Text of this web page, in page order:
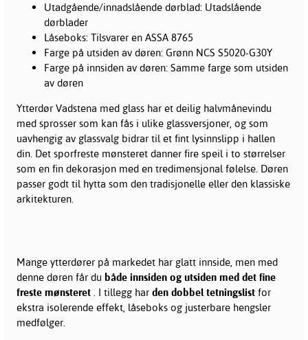
Utadgående/innadslående dørblad: Utadslående
dørblader
Låseboks: Tilsvarer en ASSA 8765
Farge på utsiden av døren: Grønn NCS S5020-G30Y
Farge på innsiden av døren: Samme farge som utsiden
av døren
Ytterdør Vadstena med glass har et deilig halvmånevindu
med sprosser som kan fås i ulike glassversjoner, og som
uavhengig av glassvalg bidrar til et fint lysinnslipp i hallen
din. Det sporfreste mønsteret danner fire speil i to størrelser
som en fin dekorasjon med en tredimensjonal følelse. Døren
passer godt til hytta som den tradisjonelle eller den klassiske
arkitekturen.
Mange ytterdører på markedet har glatt innside, men med
denne døren får du både innsiden og utsiden med det fine
freste mønsteret . I tillegg har den dobbel tetningslist for
ekstra isolerende effekt, låseboks og justerbare hengsler
medfølger.